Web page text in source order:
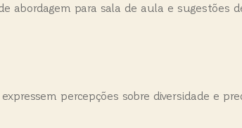
abordagem para sala de aula e sugestões
percepções sobre diversidade e